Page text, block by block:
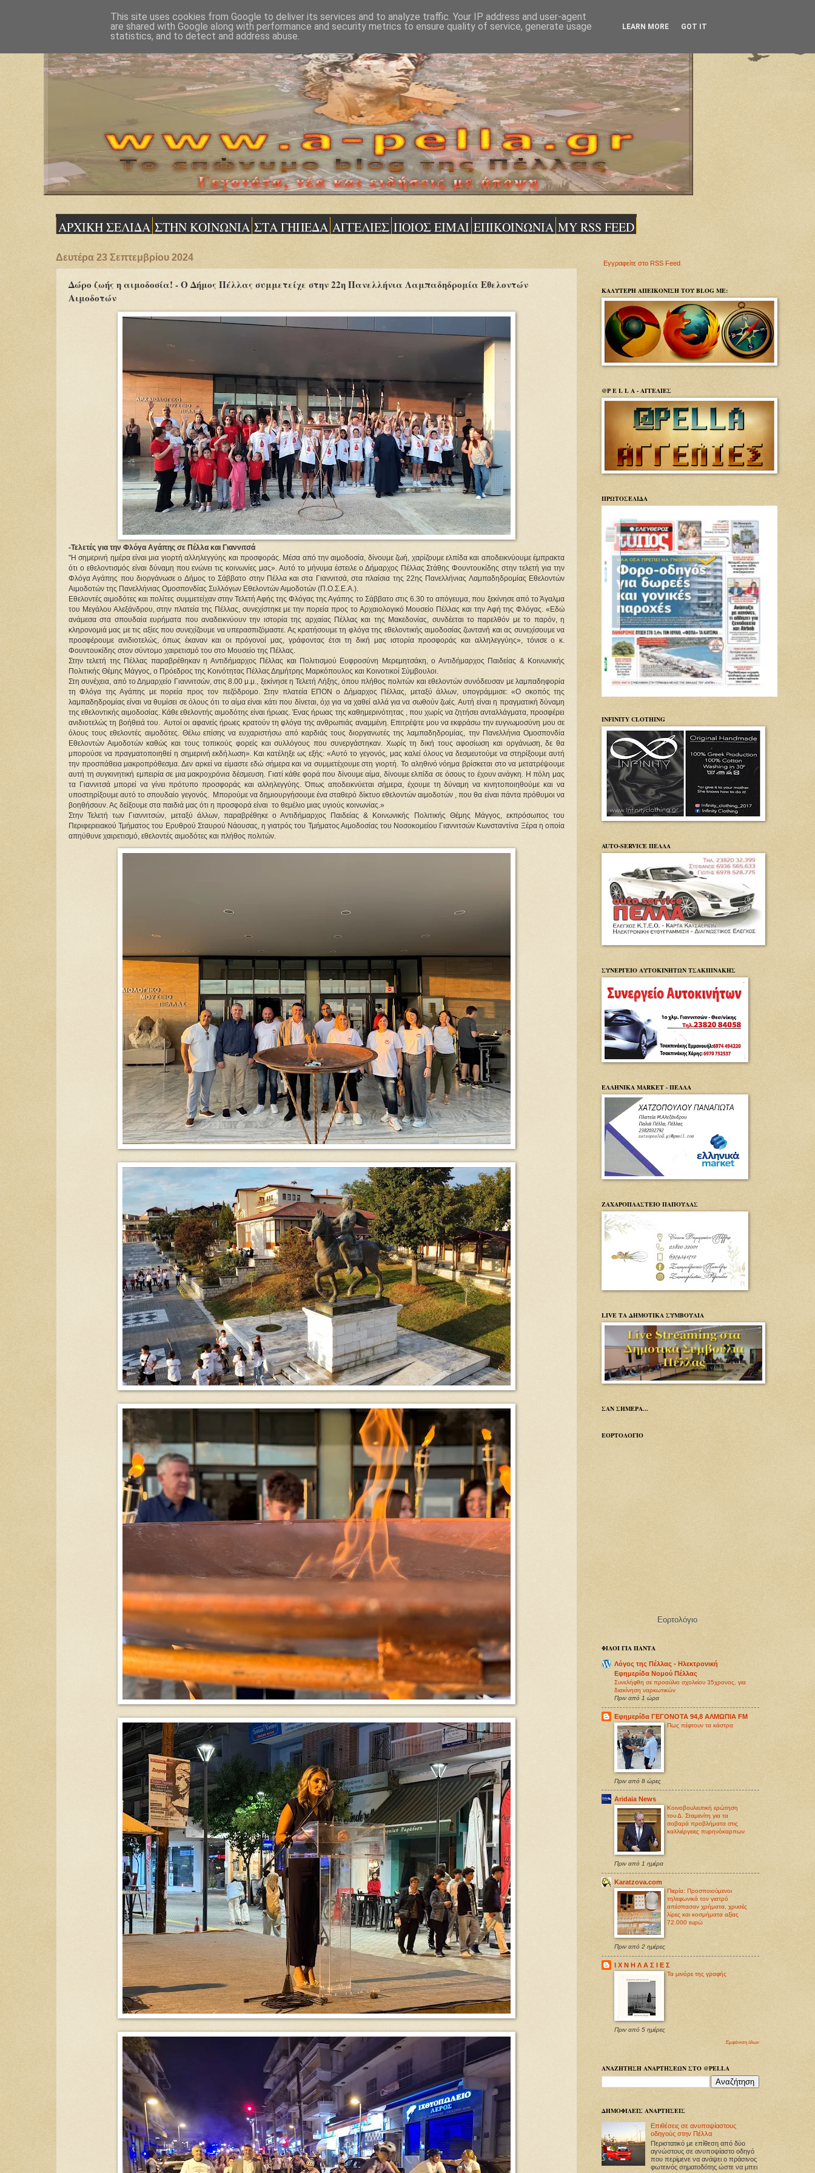
ΑΡΧΙΚΗ ΣΕΛΙΔΑ ΣΤΗΝ ΚΟΙΝΩΝΙΑ ΣΤΑ ΓΗΠΕΔΑ ΑΓΓΕΛΙΕΣ ΠΟΙΟΣ ΕΙΜΑΙ ΕΠΙΚΟΙΝΩΝΙΑ MY RSS FEED
Δευτέρα 23 Σεπτεμβρίου 2024
Δώρο ζωής η αιμοδοσία! - Ο Δήμος Πέλλας συμμετείχε στην 22η Πανελλήνια Λαμπαδηδρομία Εθελοντών
Αιμοδοτών
-Τελετές για την Φλόγα Αγάπης σε Πέλλα και Γιαννιτσά
"Η σημερινή ημέρα είναι μια γιορτή αλληλεγγύης και προσφοράς. Μέσα από την αιμοδοσία, δίνουμε ζωή, χαρίζουμε ελπίδα και αποδεικνύουμε έμπρακτα
ότι ο εθελοντισμός είναι δύναμη που ενώνει τις κοινωνίες μας». Αυτό το μήνυμα έστειλε ο Δήμαρχος Πέλλας Στάθης Φουντουκίδης στην τελετή για την
Φλόγα Αγάπης που διοργάνωσε ο Δήμος το Σάββατο στην Πέλλα και στα Γιαννιτσά, στα πλαίσια της 22ης Πανελλήνιας Λαμπαδηδρομίας Εθελοντών
Αιμοδοτών της Πανελλήνιας Ομοσπονδίας Συλλόγων Εθελοντών Αιμοδοτών (Π.Ο.Σ.Ε.Α.).
Εθελοντές αιμοδότες και πολίτες συμμετείχαν στην Τελετή Αφής της Φλόγας της Αγάπης το Σάββατο στις 6.30 το απόγευμα, που ξεκίνησε από το Άγαλμα
του Μεγάλου Αλεξάνδρου, στην πλατεία της Πέλλας, συνεχίστηκε με την πορεία προς το Αρχαιολογικό Μουσείο Πέλλας και την Αφή της Φλόγας. «Εδώ
ανάμεσα στα σπουδαία ευρήματα που αναδεικνύουν την ιστορία της αρχαίας Πέλλας και της Μακεδονίας, συνδέεται το παρελθόν με το παρόν, η
κληρονομιά μας με τις αξίες που συνεχίζουμε να υπερασπιζόμαστε. Ας κρατήσουμε τη φλόγα της εθελοντικής αιμοδοσίας ζωντανή και ας συνεχίσουμε να
προσφέρουμε ανιδιοτελώς, όπως έκαναν και οι πρόγονοί μας, γράφοντας έτσι τη δική μας ιστορία προσφοράς και αλληλεγγύης», τόνισε ο κ.
Φουντουκίδης στον σύντομο χαιρετισμό του στο Μουσείο της Πέλλας.
Στην τελετή της Πέλλας παραβρέθηκαν η Αντιδήμαρχος Πέλλας και Πολιτισμού Ευφροσύνη Μερεμητσάκη, ο Αντιδήμαρχος Παιδείας & Κοινωνικής
Πολιτικής Θέμης Μάγγος, ο Πρόεδρος της Κοινότητας Πέλλας Δημήτρης Μαρκόπουλος και Κοινοτικοί Σύμβουλοι.
Στη συνέχεια, από το Δημαρχείο Γιαννιτσών, στις 8.00 μ.μ., ξεκίνησε η Τελετή Λήξης, όπου πλήθος πολιτών και εθελοντών συνόδευσαν με λαμπαδηφορία
τη Φλόγα της Αγάπης με πορεία προς τον πεζόδρομο. Στην πλατεία ΕΠΟΝ ο Δήμαρχος Πέλλας, μεταξύ άλλων, υπογράμμισε: «Ο σκοπός της
λαμπαδηδρομίας είναι να θυμίσει σε όλους ότι το αίμα είναι κάτι που δίνεται, όχι για να χαθεί αλλά για να σωθούν ζωές. Αυτή είναι η πραγματική δύναμη
της εθελοντικής αιμοδοσίας. Κάθε εθελοντής αιμοδότης είναι ήρωας. Ένας ήρωας της καθημερινότητας , που χωρίς να ζητήσει ανταλλάγματα, προσφέρει
ανιδιοτελώς τη βοήθειά του.  Αυτοί οι αφανείς ήρωες κρατούν τη φλόγα της ανθρωπιάς αναμμένη. Επιτρέψτε μου να εκφράσω την ευγνωμοσύνη μου σε
όλους τους εθελοντές αιμοδότες. Θέλω επίσης να ευχαριστήσω από καρδιάς τους διοργανωτές της λαμπαδηδρομίας, την Πανελλήνια Ομοσπονδία
Εθελοντών Αιμοδοτών καθώς και τους τοπικούς φορείς και συλλόγους που συνεργάστηκαν. Χωρίς τη δική τους αφοσίωση και οργάνωση, δε θα
μπορούσε να πραγματοποιηθεί η σημερινή εκδήλωση». Και κατέληξε ως εξής: «Αυτό το γεγονός, μας καλεί όλους να δεσμευτούμε να στηρίξουμε αυτή
την προσπάθεια μακροπρόθεσμα. Δεν αρκεί να είμαστε εδώ σήμερα και να συμμετέχουμε στη γιορτή. Το αληθινό νόημα βρίσκεται στο να μετατρέψουμε
αυτή τη συγκινητική εμπειρία σε μια μακροχρόνια δέσμευση. Γιατί κάθε φορά που δίνουμε αίμα, δίνουμε ελπίδα σε όσους το έχουν ανάγκη. Η πόλη μας
τα Γιαννιτσά μπορεί να γίνει πρότυπο προσφοράς και αλληλεγγύης. Όπως αποδεικνύεται σήμερα, έχουμε τη δύναμη να κινητοποιηθούμε και να
υποστηρίξουμε αυτό το σπουδαίο γεγονός.  Μπορούμε να δημιουργήσουμε ένα σταθερό δίκτυο εθελοντών αιμοδοτών , που θα είναι πάντα πρόθυμοι να
βοηθήσουν. Ας δείξουμε στα παιδιά μας ότι η προσφορά είναι  το θεμέλιο μιας υγιούς κοινωνίας.»
Στην Τελετή των Γιαννιτσών, μεταξύ άλλων, παραβρέθηκε ο Αντιδήμαρχος Παιδείας & Κοινωνικής Πολιτικής Θέμης Μάγγος, εκπρόσωπος του
Περιφερειακού Τμήματος του Ερυθρού Σταυρού Νάουσας, η γιατρός του Τμήματος Αιμοδοσίας του Νοσοκομείου Γιαννιτσών Κωνσταντίνα Ξέρα η οποία
απηύθυνε χαιρετισμό, εθελοντές αιμοδότες και πλήθος πολιτών.
Εγγραφείτε στο RSS Feed
ΚΑΛΥΤΕΡΗ ΑΠΕΙΚΟΝΙΣΗ ΤΟΥ BLOG ΜΕ:
@P E L L A - ΑΓΓΕΛΙΕΣ
ΠΡΩΤΟΣΕΛΙΔΑ
INFINITY CLOTHING
AUTO-SERVICE ΠΕΛΛΑ
ΣΥΝΕΡΓΕΙΟ ΑΥΤΟΚΙΝΗΤΩΝ ΤΣΑΚΠΙΝΑΚΗΣ
ΕΛΛΗΝΙΚΑ MARKET - ΠΕΛΛΑ
ΖΑΧΑΡΟΠΛΑΣΤΕΙΟ ΠΑΠΟΥΛΑΣ
LIVE ΤΑ ΔΗΜΟΤΙΚΑ ΣΥΜΒΟΥΛΙΑ
ΣΑΝ ΣΗΜΕΡΑ...
ΕΟΡΤΟΛΟΓΙΟ
Εορτολόγιο
ΦΙΛΟΙ ΓΙΑ ΠΑΝΤΑ
Λόγος της Πέλλας - Ηλεκτρονική
Εφημερίδα Νομού Πέλλας
Συνελήφθη σε προαύλιο σχολείου 35χρονος, για
διακίνηση ναρκωτικών
Πριν από 1 ώρα
Εφημερίδα ΓΕΓΟΝΟΤΑ 94,8 ΑΛΜΩΠΙΑ FM
Πως πέφτουν τα κάστρα
Πριν από 8 ώρες
Aridaia News
Κοινοβουλευτική ερώτηση
του Δ. Σταμενίτη για τα
σοβαρά προβλήματα στις
καλλιέργειες πυρηνόκαρπων
Πριν από 1 ημέρα
Karatzova.com
Πιερία: Προσποιούμενοι
τηλεφωνικά τον γιατρό
απέσπασαν χρήματα, χρυσές
λίρες και κοσμήματα αξίας
72.000 ευρώ
Πριν από 2 ημέρες
Ι Χ Ν Η Λ Α Σ Ι Ε Σ
Τα μινόρε της γραφής
Πριν από 5 ημέρες
Εμφάνιση όλων
ΑΝΑΖΗΤΗΣΗ ΑΝΑΡΤΗΣΕΩΝ ΣΤΟ @PELLA
ΔΗΜΟΦΙΛΕΙΣ ΑΝΑΡΤΗΣΕΙΣ
Επιθέσεις σε ανυποψίαστους
οδηγούς στην Πέλλα
Περιστατικό με επίθεση από δύο
αγνώστους σε ανυποψίαστο οδηγό
που περίμενε να ανάψει ο πράσινος
φωτεινός σηματοδότης ώστε να μπει
This site uses cookies from Google to deliver its services and to analyze traffic. Your IP address and user-agent
are shared with Google along with performance and security metrics to ensure quality of service, generate usage
statistics, and to detect and address abuse.
LEARN MORE GOT IT